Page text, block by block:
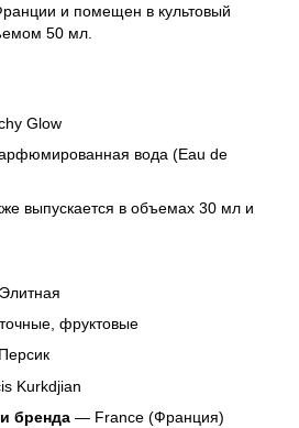
и помещен в культовый
50 мл.
Glow
вода (Eau de
выпускается в объемах 30 мл и
фруктовые
Kurkdjian
бренда — France (Франция)